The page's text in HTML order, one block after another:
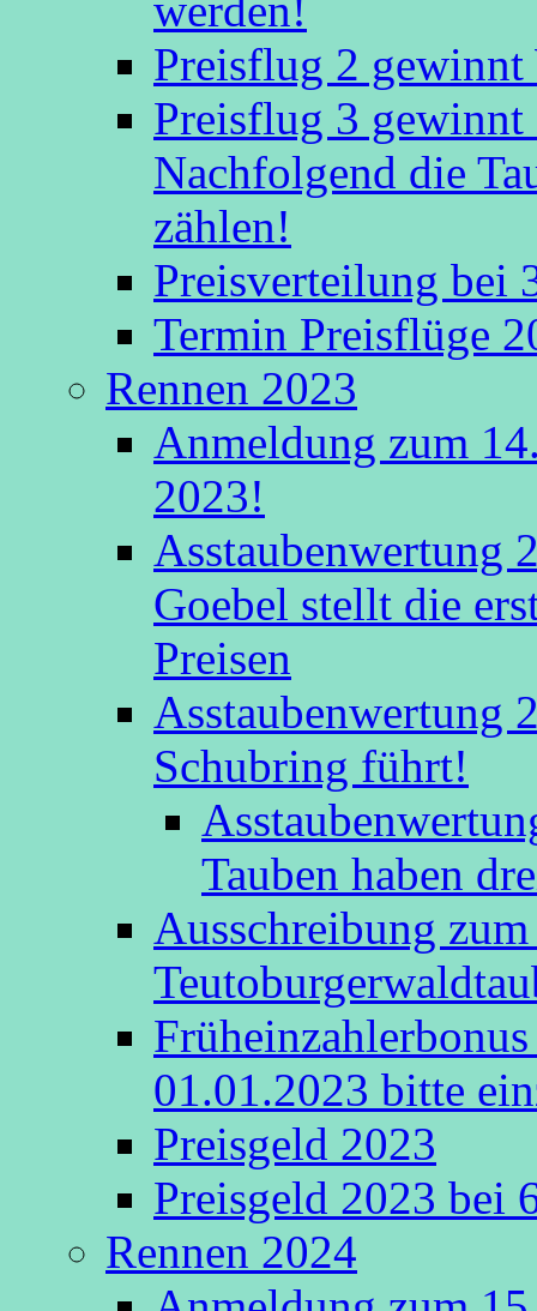
Preisflug 2
Preisflug 3
Nachfolgend die
zählen!
Preisverteilung bei
Termin Preisflüge
Rennen 2023
Anmeldung zum
2023!
Asstaubenwertung
Goebel stellt die
Preisen
Asstaubenwertung
Schubring führt!
Tauben haben
Ausschreibung
01.01.2023 bitte
Preisgeld 2023
Preisgeld 2023 bei
Rennen 2024